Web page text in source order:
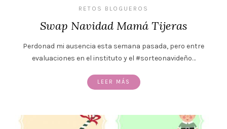
RETOS BLOGUEROS
Swap Navidad Mamá Tijeras
Perdonad mi ausencia esta semana pasada, pero entre
evaluaciones en el instituto y el #sorteonavideño…
LEER MÁS